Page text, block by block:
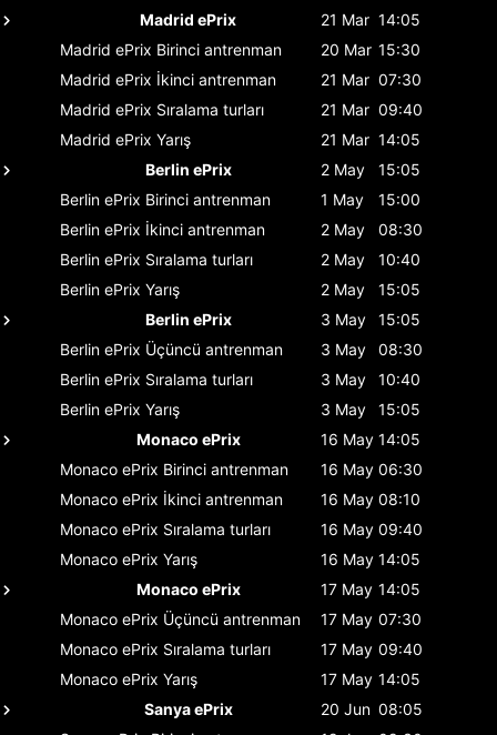
Madrid ePrix
21 Mar 14:05
Madrid ePrix Birinci antrenman 20 Mar 15:30
Madrid ePrix İkinci antrenman 21 Mar 07:30
Madrid ePrix Sıralama turları 21 Mar 09:40
Madrid ePrix Yarış 21 Mar 14:05
Berlin ePrix
2 May
15:05
Berlin ePrix Birinci antrenman 1 May
15:00
Berlin ePrix İkinci antrenman 2 May
08:30
Berlin ePrix Sıralama turları 2 May
10:40
Berlin ePrix Yarış 2 May
15:05
Berlin ePrix
3 May
15:05
Berlin ePrix Üçüncü antrenman 3 May
08:30
Berlin ePrix Sıralama turları 3 May
10:40
Berlin ePrix Yarış 3 May
15:05
Monaco ePrix
16 May 14:05
Monaco ePrix Birinci antrenman 16 May 06:30
Monaco ePrix İkinci antrenman 16 May 08:10
Monaco ePrix Sıralama turları 16 May 09:40
Monaco ePrix Yarış 16 May 14:05
Monaco ePrix
17 May 14:05
Monaco ePrix Üçüncü antrenman 17 May 07:30
Monaco ePrix Sıralama turları 17 May 09:40
Monaco ePrix Yarış 17 May 14:05
Sanya ePrix
20 Jun 08:05